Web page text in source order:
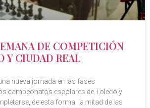
DE COMPETICIÓN
Y CIUDAD REAL
nueva jornada en las fases
campeonatos escolares de Toledo y
de esta forma, la mitad de las